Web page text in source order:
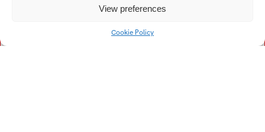
View preferences
Cookie Policy